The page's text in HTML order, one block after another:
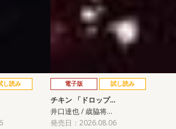
し読み 電子版 試し読み
チキン 「ドロップ…
井口達也 / 歳脇将…
発売日：2026.08.06